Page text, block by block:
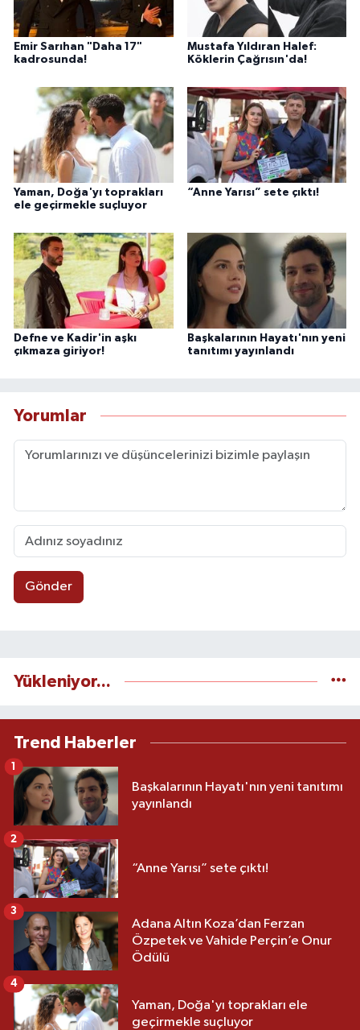
Emir Sarıhan "Daha 17"
kadrosunda!
Mustafa Yıldıran Halef:
Köklerin Çağrısın'da!
Yaman, Doğa'yı toprakları
ele geçirmekle suçluyor
“Anne Yarısı” sete çıktı!
Defne ve Kadir'in aşkı
çıkmaza giriyor!
Başkalarının Hayatı'nın yeni
tanıtımı yayınlandı
Yorumlar
Gönder
Yükleniyor...
Trend Haberler
Başkalarının Hayatı'nın yeni tanıtımı
yayınlandı
1
“Anne Yarısı” sete çıktı!
2
Adana Altın Koza’dan Ferzan
Özpetek ve Vahide Perçin’e Onur
Ödülü
3
Yaman, Doğa'yı toprakları ele
geçirmekle suçluyor
4